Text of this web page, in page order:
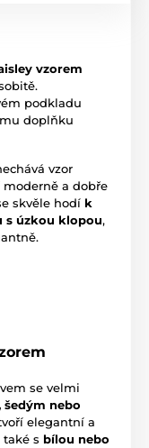
vzorem
podkladu
doplňku
vzor
moderně a dobře
skvěle hodí k
s úzkou klopou,
se velmi
nebo
elegantní a
s bílou nebo